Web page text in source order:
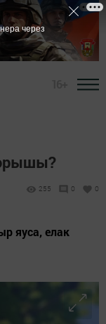
255 0 0
яуса, елак
через